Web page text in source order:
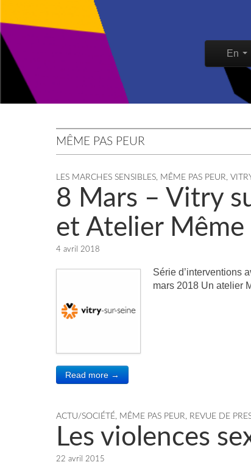
Main
En
MÊME PAS PEUR
LES MARCHES SENSIBLES, MÊME PAS PEUR,
8 Mars – Vitry
et Atelier Même
4 avril 2018
Série d’interventions
mars 2018 Un atelier
Read more →
ACTU/SOCIÉTÉ, MÊME PAS PEUR, REVUE DE
Les violences
22 avril 2015